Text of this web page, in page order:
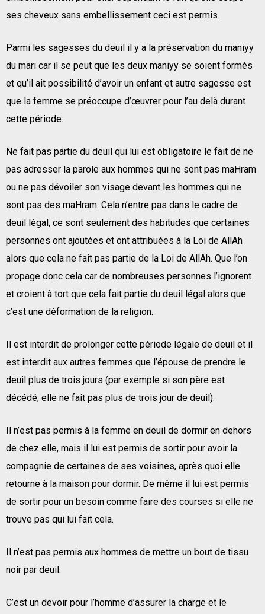
ses cheveux sans embellissement ceci est permis.
Parmi les sagesses du deuil il y a la préservation du maniyy
du mari car il se peut que les deux maniyy se soient formés
et qu’il ait possibilité d’avoir un enfant et autre sagesse est
que la femme se préoccupe d’œuvrer pour l’au delà durant
cette période.
Ne fait pas partie du deuil qui lui est obligatoire le fait de ne
pas adresser la parole aux hommes qui ne sont pas maHram
ou ne pas dévoiler son visage devant les hommes qui ne
sont pas des maHram. Cela n’entre pas dans le cadre de
deuil légal, ce sont seulement des habitudes que certaines
personnes ont ajoutées et ont attribuées à la Loi de AllAh
alors que cela ne fait pas partie de la Loi de AllAh. Que l’on
propage donc cela car de nombreuses personnes l’ignorent
et croient à tort que cela fait partie du deuil légal alors que
c’est une déformation de la religion.
Il est interdit de prolonger cette période légale de deuil et il
est interdit aux autres femmes que l’épouse de prendre le
deuil plus de trois jours (par exemple si son père est
décédé, elle ne fait pas plus de trois jour de deuil).
Il n’est pas permis à la femme en deuil de dormir en dehors
de chez elle, mais il lui est permis de sortir pour avoir la
compagnie de certaines de ses voisines, après quoi elle
retourne à la maison pour dormir. De même il lui est permis
de sortir pour un besoin comme faire des courses si elle ne
trouve pas qui lui fait cela.
Il n’est pas permis aux hommes de mettre un bout de tissu
noir par deuil.
C’est un devoir pour l’homme d’assurer la charge et le